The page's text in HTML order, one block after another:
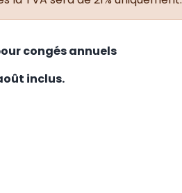
congés annuels
inclus.